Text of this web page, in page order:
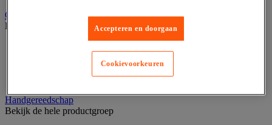
Gereedschap opbergen
Bekijk de hele productgroep
Gereedschapskoffer en versterkte kist
Verrijdbare werktafel
Handgereedschap
Bekijk de hele productgroep
Accepteren en doorgaan
Cookievoorkeuren